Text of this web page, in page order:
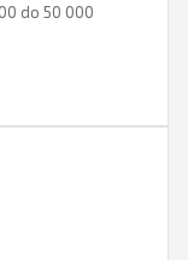
do 50 000